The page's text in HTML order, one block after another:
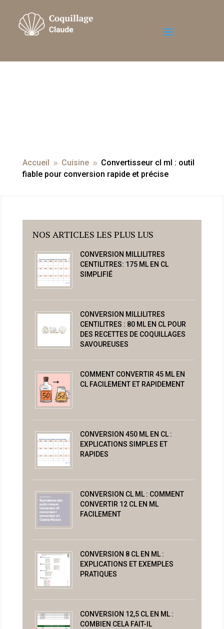
Accueil 9 Cuisine 9 Convertisseur cl ml : outil
fiable pour conversion rapide et précise
NOS ARTICLES LES PLUS LUS
CONVERSION MILLILITRES
CENTILITRES: 175 ML EN CL
SIMPLIFIÉ
CONVERSION MILLILITRES
CENTILITRES : 80 ML EN CL POUR
DES RECETTES DE COQUILLAGES
SAVOUREUSES
COMMENT CONVERTIR 45 ML EN
CL FACILEMENT ET RAPIDEMENT
CONVERSION 450 ML EN CL :
EXPLICATIONS SIMPLES ET
RAPIDES
CONVERSION CL ML : COMMENT
CONVERTIR 12 CL EN ML
FACILEMENT
CONVERSION 8 CL EN ML :
EXPLICATIONS ET EXEMPLES
PRATIQUES
CONVERSION 12,5 CL EN ML :
COMBIEN CELA FAIT-IL